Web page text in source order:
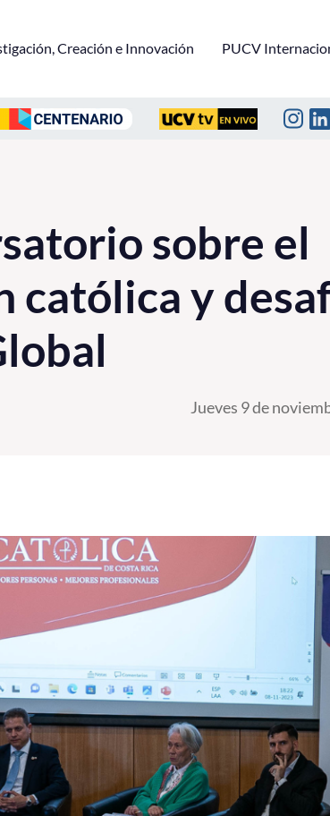
Creación e Innovación PUCV
sobre el
católica y
Jueves 9 de